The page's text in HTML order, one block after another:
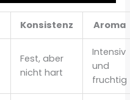
Konsistenz Aroma
Fest, aber
nicht hart
Intensiv
und
fruchtig